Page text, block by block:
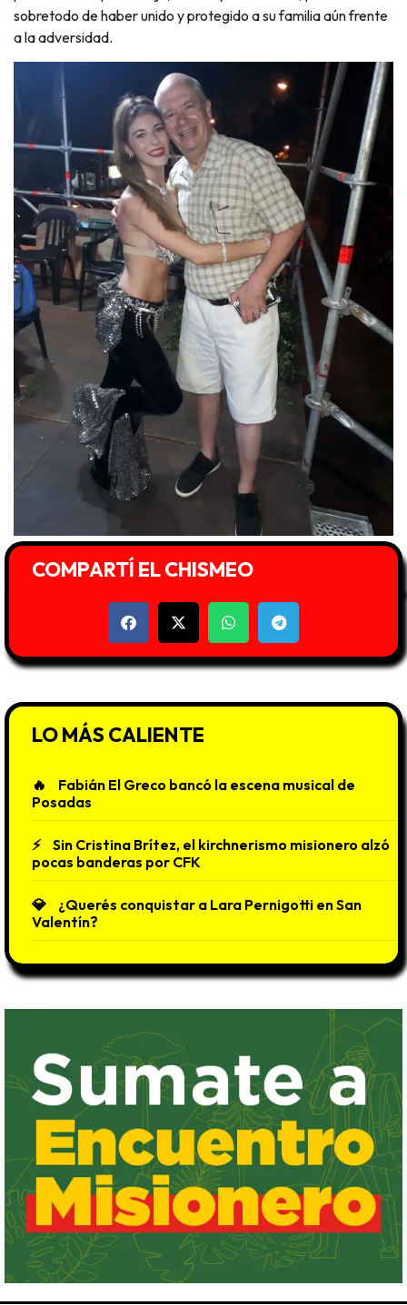
sobretodo de haber unido y protegido a su familia aún frente
a la adversidad.
COMPARTÍ EL CHISMEO
LO MÁS CALIENTE
Fabián El Greco bancó la escena musical de
Posadas
Sin Cristina Brítez, el kirchnerismo misionero alzó
pocas banderas por CFK
¿Querés conquistar a Lara Pernigotti en San
Valentín?